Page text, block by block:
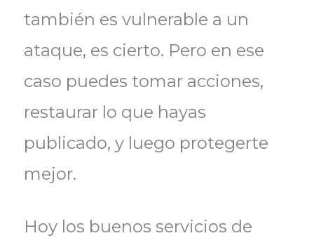
también es vulnerable a un
ataque, es cierto. Pero en ese
caso puedes tomar acciones,
restaurar lo que hayas
publicado, y luego protegerte
mejor.
Hoy los buenos servicios de